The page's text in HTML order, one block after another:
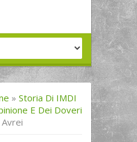
» Storia Di IMDI
E Dei Doveri